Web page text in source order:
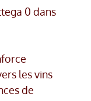
0 dans
les vins
de